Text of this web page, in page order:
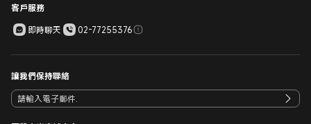
客戶服務
即時聊天
02-77255376
讓我們保持聯絡